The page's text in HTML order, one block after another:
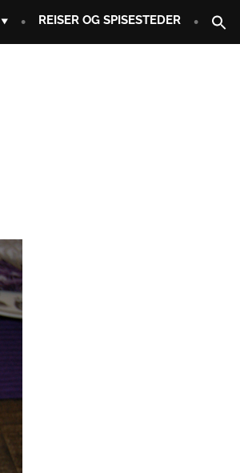
REISER OG SPISESTEDER